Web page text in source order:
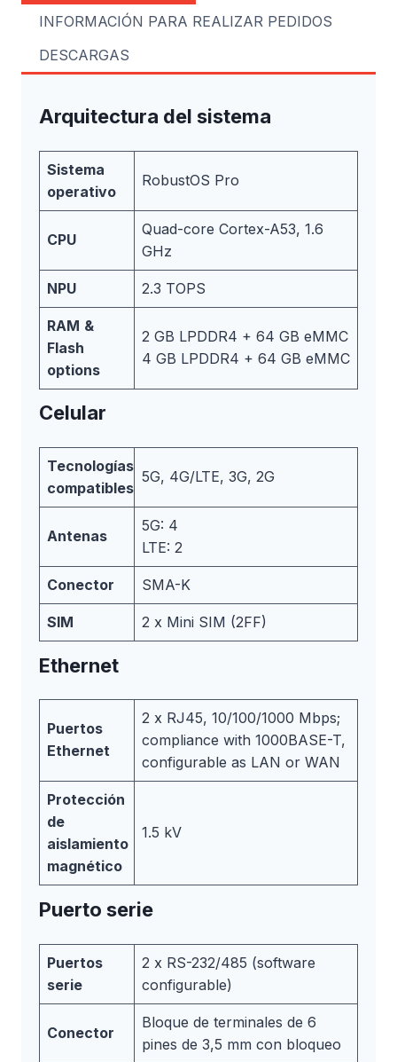
INFORMACIÓN PARA REALIZAR PEDIDOS
DESCARGAS
Arquitectura del sistema
Sistema
operativo
RobustOS Pro
CPU
Quad-core Cortex-A53, 1.6
GHz
NPU 2.3 TOPS
RAM &
Flash
options
2 GB LPDDR4 + 64 GB eMMC
4 GB LPDDR4 + 64 GB eMMC
Celular
Tecnologías
compatibles
5G, 4G/LTE, 3G, 2G
Antenas
5G: 4
LTE: 2
Conector SMA-K
SIM 2 x Mini SIM (2FF)
Ethernet
Puertos
Ethernet
2 x RJ45, 10/100/1000 Mbps;
compliance with 1000BASE-T,
configurable as LAN or WAN
Protección
de
aislamiento
magnético
1.5 kV
Puerto serie
Puertos
serie
2 x RS-232/485 (software
configurable)
Conector
Bloque de terminales de 6
pines de 3,5 mm con bloqueo